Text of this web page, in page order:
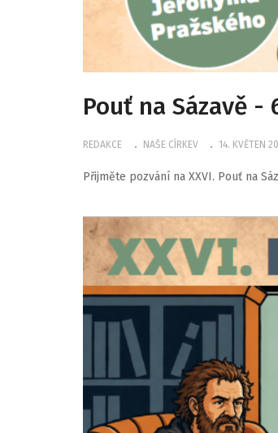
Pouť na Sázavě -
REDAKCE NAŠE CÍRKEV 14. KVĚTEN
Přijměte pozvání na XXVI. Pouť na